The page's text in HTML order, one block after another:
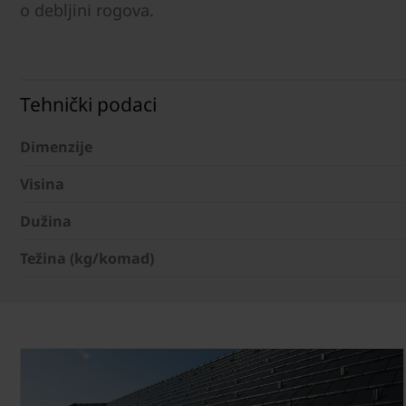
o debljini rogova.
Tehnički podaci
Dimenzije
Visina
Dužina
Težina (kg/komad)